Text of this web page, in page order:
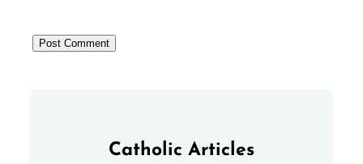
Catholic Articles